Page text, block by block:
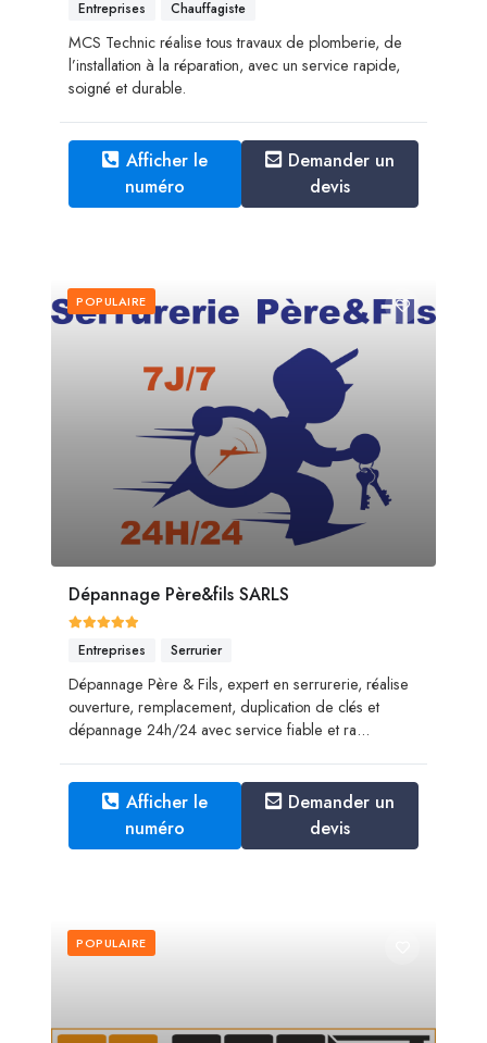
Entreprises Chauffagiste
MCS Technic réalise tous travaux de plomberie, de
l’installation à la réparation, avec un service rapide,
soigné et durable.
Afficher le
numéro
Demander un
devis
POPULAIRE
Dépannage Père&fils SARLS
Entreprises Serrurier
Dépannage Père & Fils, expert en serrurerie, réalise
ouverture, remplacement, duplication de clés et
dépannage 24h/24 avec service fiable et ra...
Afficher le
numéro
Demander un
devis
POPULAIRE